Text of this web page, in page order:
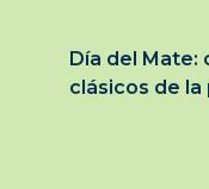
Día del Mate:
clásicos de